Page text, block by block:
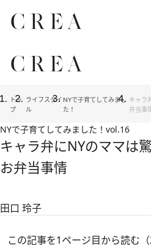
トッ
プ
ライフスタイ
ル
NYで子育てしてみまし
た！
キャラ
弁当事
NYで子育てしてみました！ vol.16
キャラ弁にNYのママは
お弁当事情
田口 玲子
この記事を1ページ目から読む（